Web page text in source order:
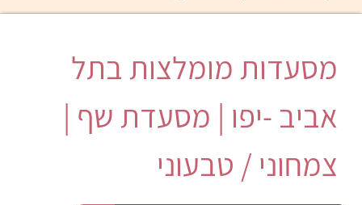
מסעדות מומלצות בתל
אביב -יפו | מסעדת שף |
צמחוני / טבעוני